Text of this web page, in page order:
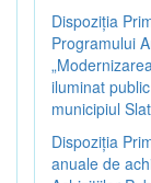
Dispoziția
Programului
iluminat
municipiul
Dispoziția
anuale de